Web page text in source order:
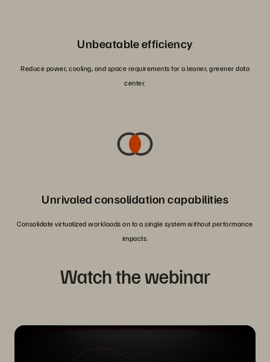
Unbeatable efficiency
Reduce power, cooling, and space requirements for a leaner, greener data
center.
Unrivaled consolidation capabilities
Consolidate virtualized workloads on to a single system without performance
impacts.
Watch the webinar